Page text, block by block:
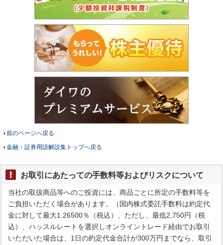
前のページへ戻る
金融・証券用語解説集トップへ戻る
お取引にあたっての手数料等およびリスクについて
当社の取扱商品等へのご投資には、商品ごとに所定の手数料等を
ご負担いただく場合があります。（国内株式委託手数料は約定代
金に対して最大1.26500％（税込）、ただし、最低2,750円（税
込）、ハッスルレートを選択しオンライントレード経由でお取引
いただいた場合は、1日の約定代金合計が300万円までなら、取引